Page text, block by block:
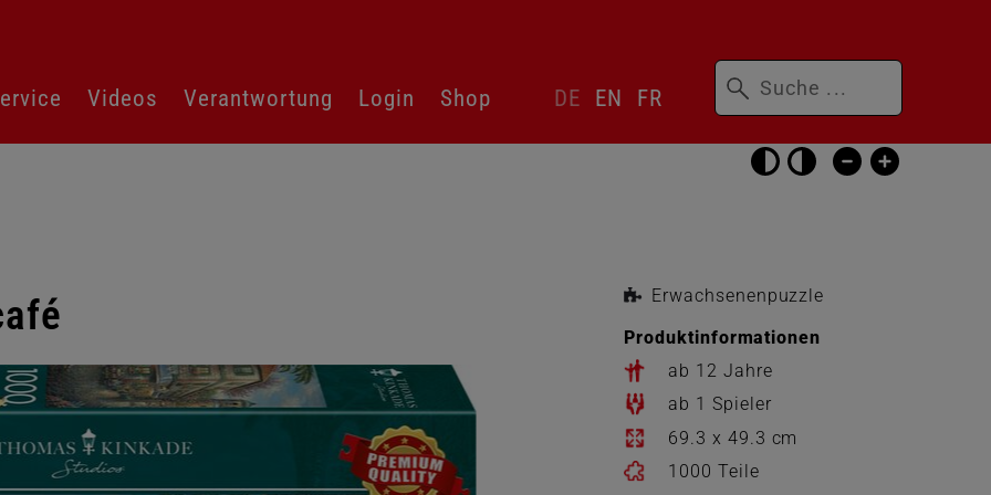
Barrierefrei-
Einstellungen
überspringen
Videos Verantwortung Login Shop
überspringen
DE EN FR
Suchbegriffe
Erwachsenenpuzzle
Produktinformationen
ab 12 Jahre
ab 1 Spieler
69.3 x 49.3 cm
1000 Teile